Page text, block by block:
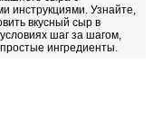
инструкциями. Узнайте,
вкусный сыр в
шаг за шагом,
ингредиенты.